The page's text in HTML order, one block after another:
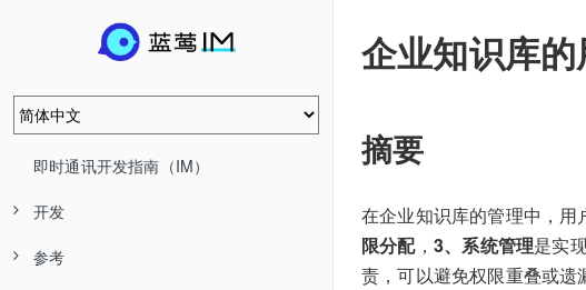
即时通讯开发指南（IM）
开发
参考
企业知识库
摘要
在企业知识库的管理中，用
限分配， 3、系统管理是实
责，可以避免权限重叠或